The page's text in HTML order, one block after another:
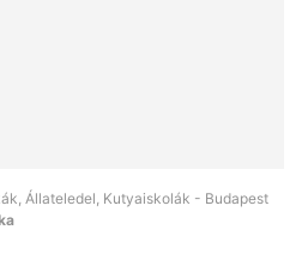
Állateledel, Kutyaiskolák - Budapest